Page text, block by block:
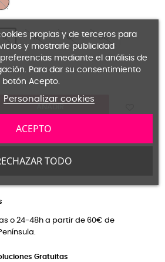
S M G SG
Tuitear
o 24-48h a partir de 60€ de
Gratuitas
propias y de terceros para
y mostrarle publicidad
mediante el análisis de
Para dar su consentimiento
botón Acepto.
Personalizar cookies
TODO
ACEPTO